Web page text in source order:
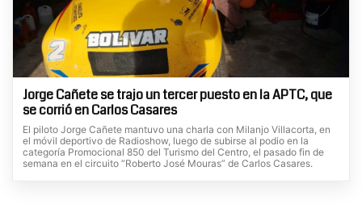
Jorge Cañete se trajo un tercer puesto en la APTC, que
se corrió en Carlos Casares
El piloto Jorge Cañete mantuvo una charla con Milanjo Villacorta, en
el móvil deportivo de Radioshow, luego de subirse al podio en la
categoría Promocional 850 del Turismo del Centro, el pasado fin de
semana en el circuito “Roberto José Mouras” de Carlos Casares.